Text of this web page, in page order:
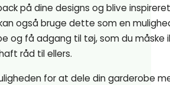
på dine designs og blive
også bruge dette som en
og få adgang til tøj, som du måske
råd til ellers.
for at dele din garderobe